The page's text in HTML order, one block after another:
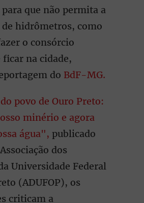
que não permita a
hidrômetros, como
o consórcio
na cidade,
do BdF-MG.
povo de Ouro Preto:
minério e agora
água", publicado
dos
Universidade Federal
(ADUFOP), os
criticam a